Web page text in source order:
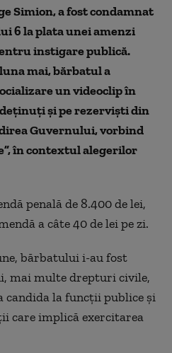
Simion, a fost condamnat
6 la plata unei amenzi
instigare publică.
mai, bărbatul a
un videoclip în
și pe rezerviști din
Guvernului, vorbind
în contextul alegerilor
penală de 8.400 de lei,
a câte 40 de lei pe zi.
bărbatului i-au fost
mai multe drepturi civile,
candida la funcții publice și
care implică exercitarea